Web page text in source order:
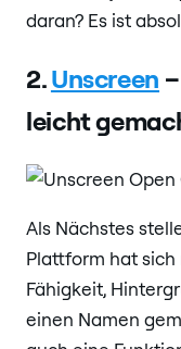
daran? Es ist
2.Unscreen
leicht
Als Nächstes
Plattform hat
Fähigkeit,
einen Namen